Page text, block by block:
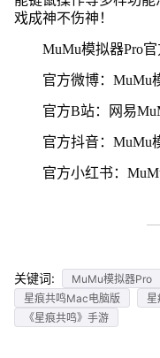
戏成神不伤神！
MuMu模拟器Pro官
官方微博：MuMu
官方B站：网易
官方抖音：MuMu
官方小红书：
关键词: MuMu模拟器Pro
星痕共鸣Mac电脑版
《星痕共鸣》手游